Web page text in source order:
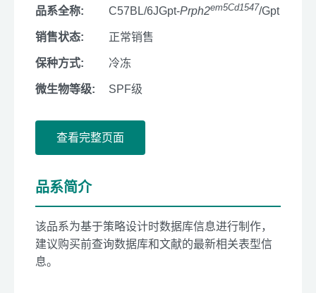
品系全称: C57BL/6JGpt-Prph2em5Cd1547/Gpt
销售状态: 正常销售
保种方式: 冷冻
微生物等级: SPF级
查看完整页面
品系简介
该品系为基于策略设计时数据库信息进行制作，
建议购买前查询数据库和文献的最新相关表型信
息。